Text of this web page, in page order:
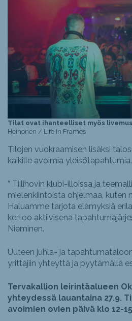
Tilat ovat ihanteelliset myös
Heinonen / Life In Frames
Tilojen vuokraamisen lisäksi
kaikille avoimia yleisötapahtumia.
” Tiilihovin klubi-illoissa ja
mielenkiintoista ohjelmaa, kuten
Haluamme tarjota elämyksiä
kertoo aktiivisena
Nieminen.
Uuteen juhla- ja
yrittäjiin yhteyttä ja pyytämällä
Tervakallion leirintäalueen
yhteydessä lauantaina 27.9.
avoimien ovien päivä klo 12-